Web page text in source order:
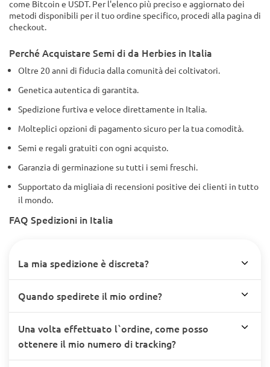
come Bitcoin e USDT. Per l'elenco più preciso e aggiornato dei
metodi disponibili per il tuo ordine specifico, procedi alla pagina di
checkout.
Perché Acquistare Semi di da Herbies in Italia
Oltre 20 anni di fiducia dalla comunità dei coltivatori.
Genetica autentica di garantita.
Spedizione furtiva e veloce direttamente in Italia.
Molteplici opzioni di pagamento sicuro per la tua comodità.
Semi e regali gratuiti con ogni acquisto.
Garanzia di germinazione su tutti i semi freschi.
Supportato da migliaia di recensioni positive dei clienti in tutto
il mondo.
FAQ Spedizioni in Italia
La mia spedizione è discreta?
Quando spedirete il mio ordine?
Una volta effettuato l`ordine, come posso
ottenere il mio numero di tracking?